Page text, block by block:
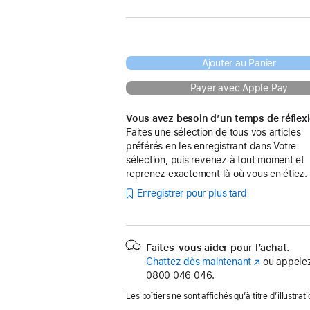
Ajouter au Panier
Payer avec Apple Pay
Vous avez besoin d’un temps de
Faites une sélection de tous vos articles
préférés en les enregistrant dans Votre
sélection, puis revenez à tout moment et
reprenez exactement là où vous en étiez.
Enregistrer pour plus tard
Faites-vous aider pour l’achat.
Chattez dès maintenant (s’ouvre
nouvelle
ou
0800 046 046.
Les boîtiers ne sont affichés qu’à titre